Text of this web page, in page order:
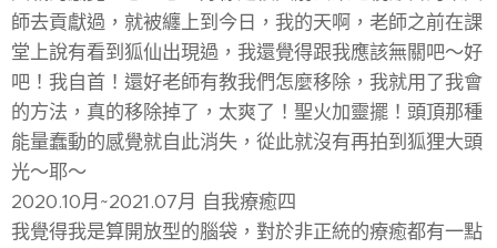
師去貢獻過，就被纏上到今日，我的天啊，老師之前在課
堂上說有看到狐仙出現過，我還覺得跟我應該無關吧～好
吧！我自首！還好老師有教我們怎麼移除，我就用了我會
的方法，真的移除掉了，太爽了！聖火加靈擺！頭頂那種
能量蠢動的感覺就自此消失，從此就沒有再拍到狐狸大頭
光～耶～
2020.10月~2021.07月 自我療癒四
我覺得我是算開放型的腦袋，對於非正統的療癒都有一點